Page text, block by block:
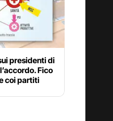
presidenti di
Fico
coi partiti